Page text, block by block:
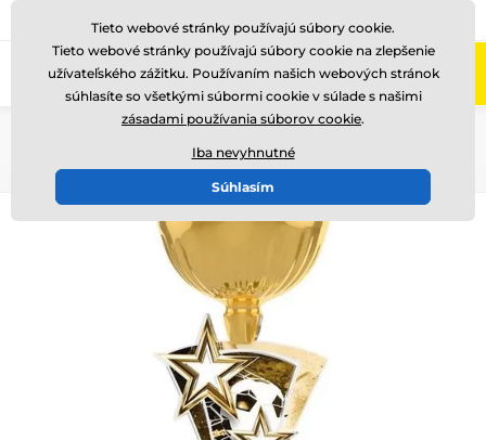
Zavolajte nám (Po-Pi 8-17) +421220255160
Tieto webové stránky používajú súbory cookie.
Tieto webové stránky používajú súbory cookie na zlepšenie
užívateľského zážitku. Používaním našich webových stránok
súhlasíte so všetkými súbormi cookie v súlade s našimi
zásadami používania súborov cookie.
Iba nevyhnutné
Súhlasím